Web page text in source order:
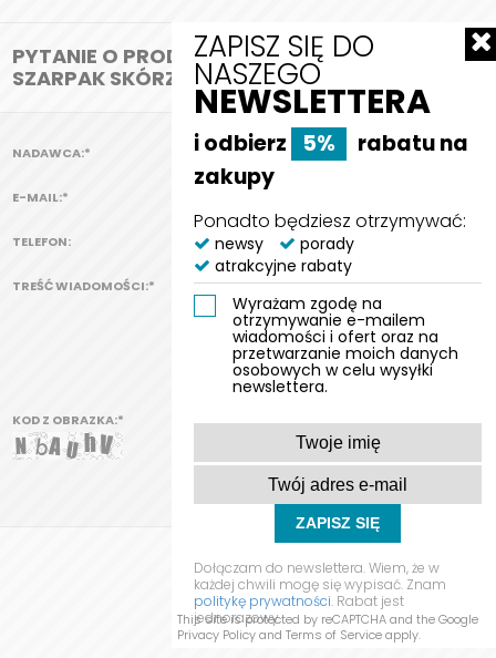
PYTANIE O PRODUKT:
SZARPAK SKÓRZANY JULIUS-K9®
NADAWCA:*
E-MAIL:*
TELEFON:
TREŚĆ WIADOMOŚCI:*
KOD Z OBRAZKA:*
WYŚLIJ WIADOMOŚĆ
ZAPISZ SIĘ DO
NASZEGO
NEWSLETTERA
i odbierz 5%
rabatu na
zakupy
Ponadto będziesz otrzymywać:
newsy
porady
atrakcyjne rabaty
Wyrażam zgodę na
otrzymywanie e-mailem
wiadomości i ofert oraz na
przetwarzanie moich danych
osobowych w celu wysyłki
newslettera.
ZAPISZ SIĘ
Dołączam do newslettera. Wiem, że w
każdej chwili mogę się wypisać. Znam
politykę prywatności. Rabat jest
jednorazowy.
This site is protected by reCAPTCHA and the Google
Privacy Policyand Terms of Serviceapply.